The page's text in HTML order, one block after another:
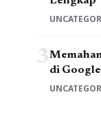
3
di